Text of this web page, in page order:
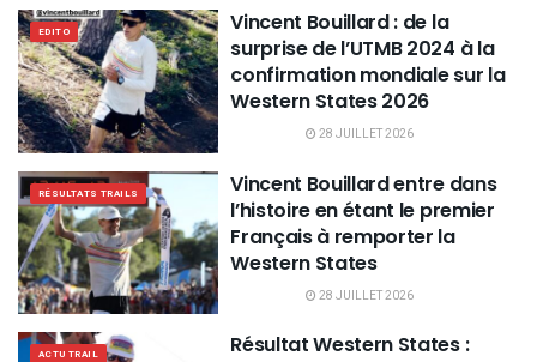
EDITO
Vincent Bouillard : de la
surprise de l’UTMB 2024 à la
confirmation mondiale sur la
Western States 2026
28 JUILLET 2026
RÉSULTATS TRAILS
Vincent Bouillard entre dans
l’histoire en étant le premier
Français à remporter la
Western States
28 JUILLET 2026
ACTU TRAIL
Résultat Western States :